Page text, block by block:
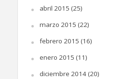
abril 2015 (25)
marzo 2015 (22)
febrero 2015 (16)
enero 2015 (11)
diciembre 2014(20)